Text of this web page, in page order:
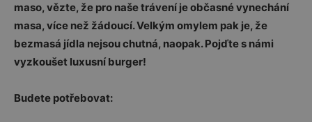
maso, vězte, že pro naše trávení je občasné vynechání
masa, více než žádoucí. Velkým omylem pak je, že
bezmasá jídla nejsou chutná, naopak. Pojďte s námi
vyzkoušet luxusní burger!
Budete potřebovat: